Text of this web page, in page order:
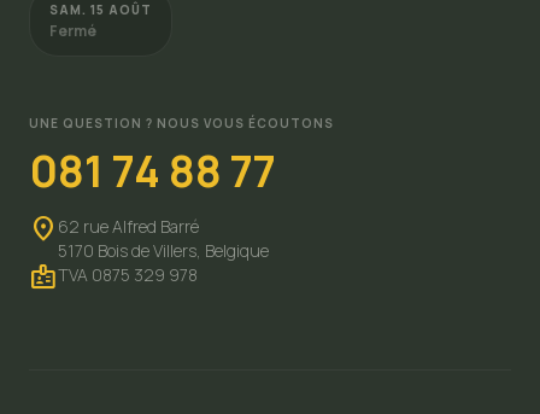
SAM. 15 AOÛT
Fermé
UNE QUESTION ? NOUS VOUS ÉCOUTONS
081 74 88 77
location_on 62 rue Alfred Barré
5170 Bois de Villers, Belgique
badgeTVA 0875 329 978